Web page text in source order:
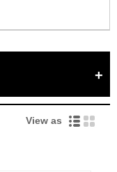
View as